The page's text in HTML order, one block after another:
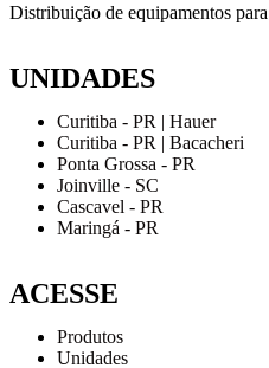
Distribuição de equipamentos
UNIDADES
Curitiba - PR | Hauer
Curitiba - PR | Bacacheri
Ponta Grossa - PR
Joinville - SC
Cascavel - PR
Maringá - PR
ACESSE
Produtos
Unidades